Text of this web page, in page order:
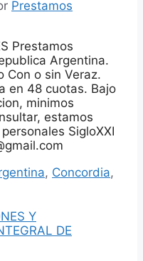
Prestamos
Prestamos
Argentina.
Con o sin Veraz.
en 48 cuotas. Bajo
minimos
estamos
SigloXXI
, Concordia,
Y
DE